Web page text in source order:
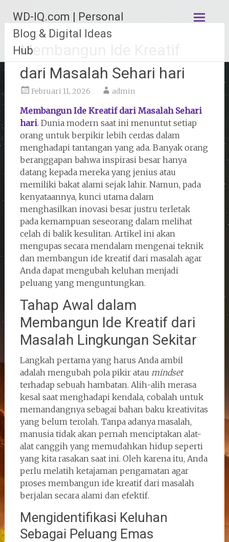
konten
WD-IQ.com | Personal
Blog & Digital Ideas
Hub
Membangun Ide Kreatif
dari Masalah Sehari hari
Februari 11, 2026 admin
Membangun Ide Kreatif dari Masalah Sehari
hari. Dunia modern saat ini menuntut setiap
orang untuk berpikir lebih cerdas dalam
menghadapi tantangan yang ada. Banyak orang
beranggapan bahwa inspirasi besar hanya
datang kepada mereka yang jenius atau
memiliki bakat alami sejak lahir. Namun, pada
kenyataannya, kunci utama dalam
menghasilkan inovasi besar justru terletak
pada kemampuan seseorang dalam melihat
celah di balik kesulitan. Artikel ini akan
mengupas secara mendalam mengenai teknik
dan membangun ide kreatif dari masalah agar
Anda dapat mengubah keluhan menjadi
peluang yang menguntungkan.
Tahap Awal dalam
Membangun Ide Kreatif dari
Masalah Lingkungan Sekitar
Langkah pertama yang harus Anda ambil
adalah mengubah pola pikir atau mindset
terhadap sebuah hambatan. Alih-alih merasa
kesal saat menghadapi kendala, cobalah untuk
memandangnya sebagai bahan baku kreativitas
yang belum terolah. Tanpa adanya masalah,
manusia tidak akan pernah menciptakan alat-
alat canggih yang memudahkan hidup seperti
yang kita rasakan saat ini. Oleh karena itu, Anda
perlu melatih ketajaman pengamatan agar
proses membangun ide kreatif dari masalah
berjalan secara alami dan efektif.
Mengidentifikasi Keluhan
Sebagai Peluang Emas